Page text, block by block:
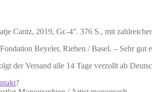
Cantz, 2019, Gr.-4°. 376 S., mit
Beyeler, Riehen / Basel. – Sehr gut
der Versand alle 14 Tage verzollt ab
?